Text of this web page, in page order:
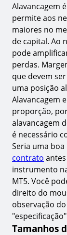
Alavancagem
permite aos
maiores no
de capital. Ao
pode
perdas.
que devem
uma posição
Alavancagem
proporção,
alavancagem
é necessário
Seria uma
contrato
instrumento
MT5. Você
direito do
observação
Tamanhos